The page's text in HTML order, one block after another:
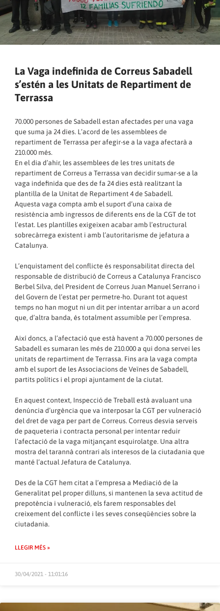
La Vaga indefinida de Correus Sabadell
s’estén a les Unitats de Repartiment de
Terrassa
70.000 persones de Sabadell estan afectades per una vaga
que suma ja 24 dies. L’acord de les assemblees de
repartiment de Terrassa per afegir-se a la vaga afectarà a
210.000 més.
En el dia d’ahir, les assemblees de les tres unitats de
repartiment de Correus a Terrassa van decidir sumar-se a la
vaga indefinida que des de fa 24 dies està realitzant la
plantilla de la Unitat de Repartiment 4 de Sabadell.
Aquesta vaga compta amb el suport d’una caixa de
resistència amb ingressos de diferents ens de la CGT de tot
l’estat. Les plantilles exigeixen acabar amb l’estructural
sobrecàrrega existent i amb l’autoritarisme de jefatura a
Catalunya.
L’enquistament del conflicte és responsabilitat directa del
responsable de distribució de Correus a Catalunya Francisco
Berbel Silva, del President de Correus Juan Manuel Serrano i
del Govern de l’estat per permetre-ho. Durant tot aquest
temps no han mogut ni un dit per intentar arribar a un acord
que, d’altra banda, és totalment assumible per l’empresa.
Així doncs, a l’afectació que està havent a 70.000 persones de
Sabadell es sumaran les més de 210.000 a qui dona servei les
unitats de repartiment de Terrassa. Fins ara la vaga compta
amb el suport de les Associacions de Veïnes de Sabadell,
partits polítics i el propi ajuntament de la ciutat.
En aquest context, Inspecció de Treball està avaluant una
denúncia d’urgència que va interposar la CGT per vulneració
del dret de vaga per part de Correus. Correus desvia serveis
de paqueteria i contracta personal per intentar reduir
l’afectació de la vaga mitjançant esquirolatge. Una altra
mostra del tarannà contrari als interesos de la ciutadania que
manté l’actual Jefatura de Catalunya.
Des de la CGT hem citat a l’empresa a Mediació de la
Generalitat pel proper dilluns, si mantenen la seva actitud de
prepotència i vulneració, els farem responsables del
creixement del conflicte i les seves conseqüències sobre la
ciutadania.
LLEGIR MÉS »
30/04/2021 - 11:01:16